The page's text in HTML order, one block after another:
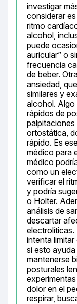
investigar
considerar
ritmo
alcohol,
puede
auricular” o
frecuencia
de beber.
ansiedad,
similares y
alcohol. Algo
rápidos de
ortostática,
rápido. Es
médico para
médico
como un
verificar el
y podría
o Holter.
análisis de
descartar
intenta
si esto
mantenerse
posturales
dolor en el
respirar,